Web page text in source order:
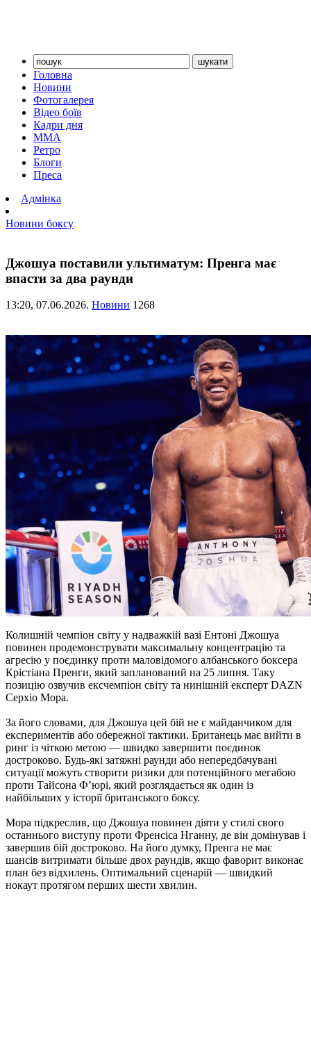
Головна
Новини
Фотогалерея
Відео боїв
Кадри дня
ММА
Ретро
Блоги
Преса
Адмінка
Новини боксу
Джошуа поставили ультиматум: Пренга має
впасти за два раунди
13:20, 07.06.2026. Новини 1268
Колишній чемпіон світу у надважкій вазі Ентоні Джошуа
повинен продемонструвати максимальну концентрацію та
агресію у поєдинку проти маловідомого албанського боксера
Крістіана Пренги, який запланований на 25 липня. Таку
позицію озвучив ексчемпіон світу та нинішній експерт DAZN
Серхіо Мора.
За його словами, для Джошуа цей бій не є майданчиком для
експериментів або обережної тактики. Британець має вийти в
ринг із чіткою метою — швидко завершити поєдинок
достроково. Будь-які затяжні раунди або непередбачувані
ситуації можуть створити ризики для потенційного мегабою
проти Тайсона Ф’юрі, який розглядається як один із
найбільших у історії британського боксу.
Мора підкреслив, що Джошуа повинен діяти у стилі свого
останнього виступу проти Френсіса Нганну, де він домінував і
завершив бій достроково. На його думку, Пренга не має
шансів витримати більше двох раундів, якщо фаворит виконає
план без відхилень. Оптимальний сценарій — швидкий
нокаут протягом перших шести хвилин.